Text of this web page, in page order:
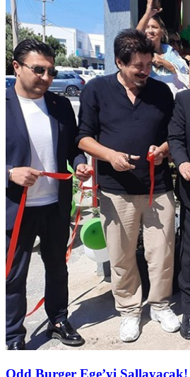
Odd Burger Ege’yi Sallayacak!